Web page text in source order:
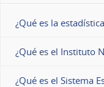
¿Qué es la
¿Qué es el Instituto
¿Qué es el Sistema